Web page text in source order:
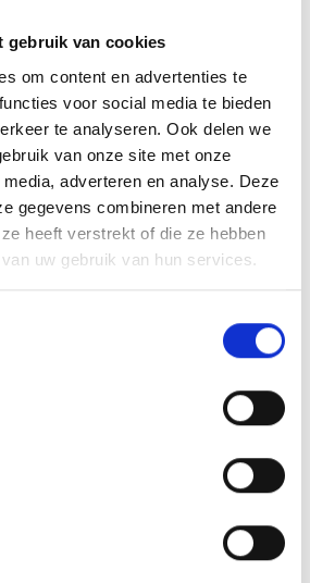
gebruik van cookies
om content en advertenties te
voor social media te bieden
te analyseren. Ook delen we
van onze site met onze
adverteren en analyse. Deze
gegevens combineren met andere
heeft verstrekt of die ze hebben
uw gebruik van hun services.
aanvragen